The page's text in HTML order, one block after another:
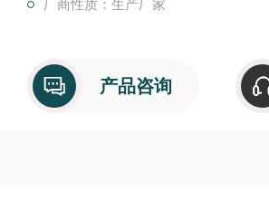
厂商性质：生产厂家
产品咨询